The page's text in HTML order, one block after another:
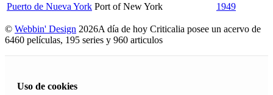
Puerto de Nueva York Port of New York 1949
© Webbin' Design 2026A día de hoy Criticalia posee un acervo de
6460 películas, 195 series y 960 articulos
Uso de cookies